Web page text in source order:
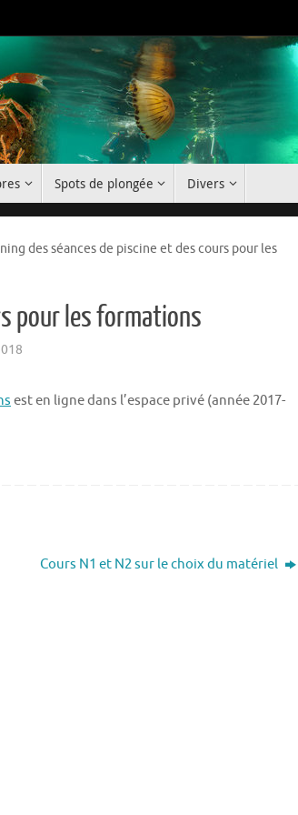
Spots de plongée Divers
des séances de piscine et des cours pour les
pour les formations
est en ligne dans l’espace privé (année 2017-
Cours N1 et N2 sur le choix du matériel